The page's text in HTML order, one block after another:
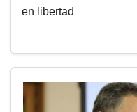
en libertad